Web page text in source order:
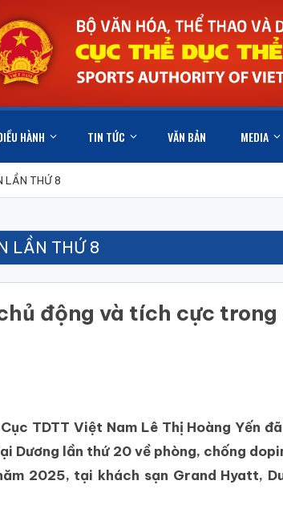
HÀNH TIN TỨC VĂN BẢN MEDIA
LẦN THỨ 8
LẦN THỨ 8
động và tích cực
TDTT Việt Nam Lê Thị Hoàng Yến
Dương lần thứ 20 về phòng, chống
2025, tại khách sạn Grand Hyatt,